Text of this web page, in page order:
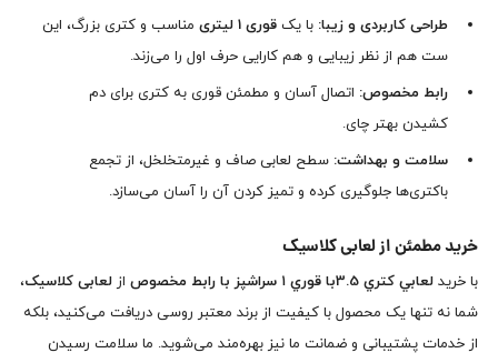
طراحی کاربردی و زیبا: با یک قوری 1 لیتری
مناسب و کتری بزرگ، این
ست هم از نظر زیبایی و هم کارایی حرف اول را می‌زند.
رابط مخصوص: اتصال آسان و مطمئن قوری به کتری برای دم
کشیدن بهتر چای.
سلامت و بهداشت: سطح لعابی صاف و غیرمتخلخل، از تجمع
باکتری‌ها جلوگیری کرده و تمیز کردن آن را آسان می‌سازد.
خرید مطمئن از لعابی کلاسیک
با خرید لعابي كتري 3.5با قوري ١ سراشپز با رابط مخصوص از لعابی کلاسیک،
شما نه تنها یک محصول با کیفیت از برند معتبر روسی دریافت می‌کنید، بلکه
از خدمات پشتیبانی و ضمانت ما نیز بهره‌مند می‌شوید. ما سلامت رسیدن